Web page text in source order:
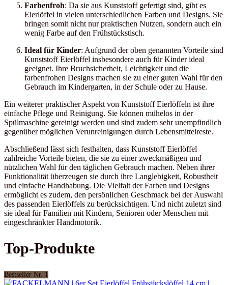
Farbenfroh: Da sie aus Kunststoff gefertigt sind, gibt es
Eierlöffel in vielen unterschiedlichen Farben und Designs. Sie
bringen somit nicht nur praktischen Nutzen, sondern auch ein
wenig Farbe auf den Frühstückstisch.
Ideal für Kinder: Aufgrund der oben genannten Vorteile sind
Kunststoff Eierlöffel insbesondere auch für Kinder ideal
geeignet. Ihre Bruchsicherheit, Leichtigkeit und die
farbenfrohen Designs machen sie zu einer guten Wahl für den
Gebrauch im Kindergarten, in der Schule oder zu Hause.
Ein weiterer praktischer Aspekt von Kunststoff Eierlöffeln ist ihre
einfache Pflege und Reinigung. Sie können mühelos in der
Spülmaschine gereinigt werden und sind zudem sehr unempfindlich
gegenüber möglichen Verunreinigungen durch Lebensmittelreste.
Abschließend lässt sich festhalten, dass Kunststoff Eierlöffel
zahlreiche Vorteile bieten, die sie zu einer zweckmäßigen und
nützlichen Wahl für den täglichen Gebrauch machen. Neben ihrer
Funktionalität überzeugen sie durch ihre Langlebigkeit, Robustheit
und einfache Handhabung. Die Vielfalt der Farben und Designs
ermöglicht es zudem, den persönlichen Geschmack bei der Auswahl
des passenden Eierlöffels zu berücksichtigen. Und nicht zuletzt sind
sie ideal für Familien mit Kindern, Senioren oder Menschen mit
eingeschränkter Handmotorik.
Top-Produkte
Bestseller Nr. 1